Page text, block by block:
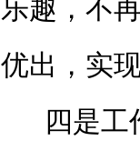
乐趣，不
优出，实
四是